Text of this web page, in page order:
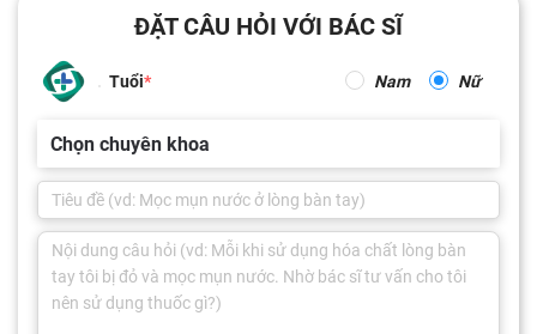
ĐẶT CÂU HỎI VỚI BÁC SĨ
Tuổi Nam Nữ
Chọn chuyên khoa